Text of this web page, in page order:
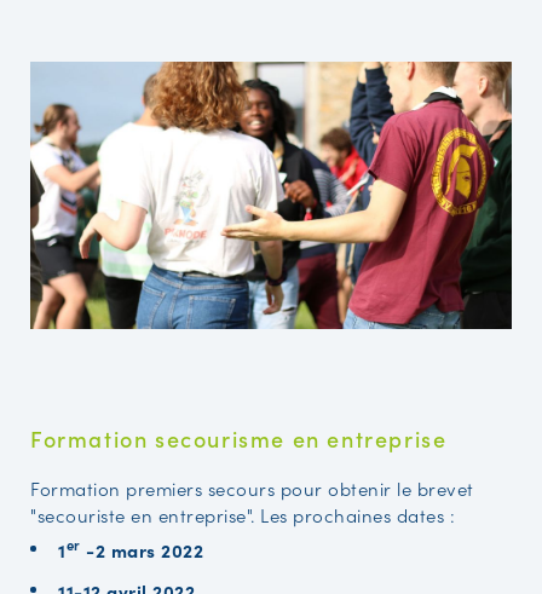
Formation secourisme en entreprise
Formation premiers secours pour obtenir le brevet
"secouriste en entreprise". Les prochaines dates :
1er -2 mars 2022